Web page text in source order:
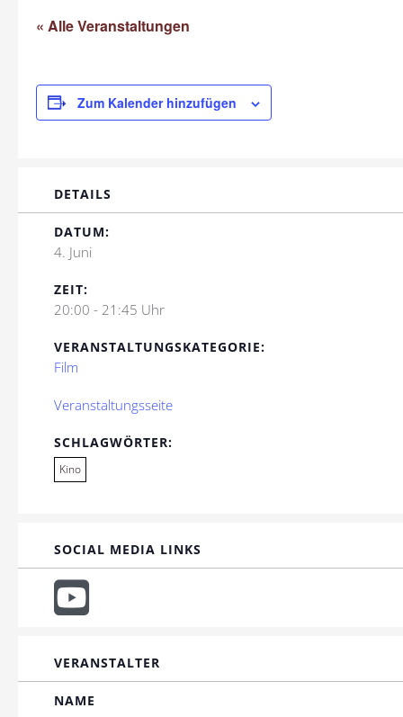
« Alle Veranstaltungen
Zum Kalender hinzufügen
DETAILS
DATUM:
4. Juni
ZEIT:
20:00 - 21:45 Uhr
VERANSTALTUNGSKATEGORIE:
Film
Veranstaltungsseite
SCHLAGWÖRTER:
Kino
SOCIAL MEDIA LINKS
VERANSTALTER
NAME